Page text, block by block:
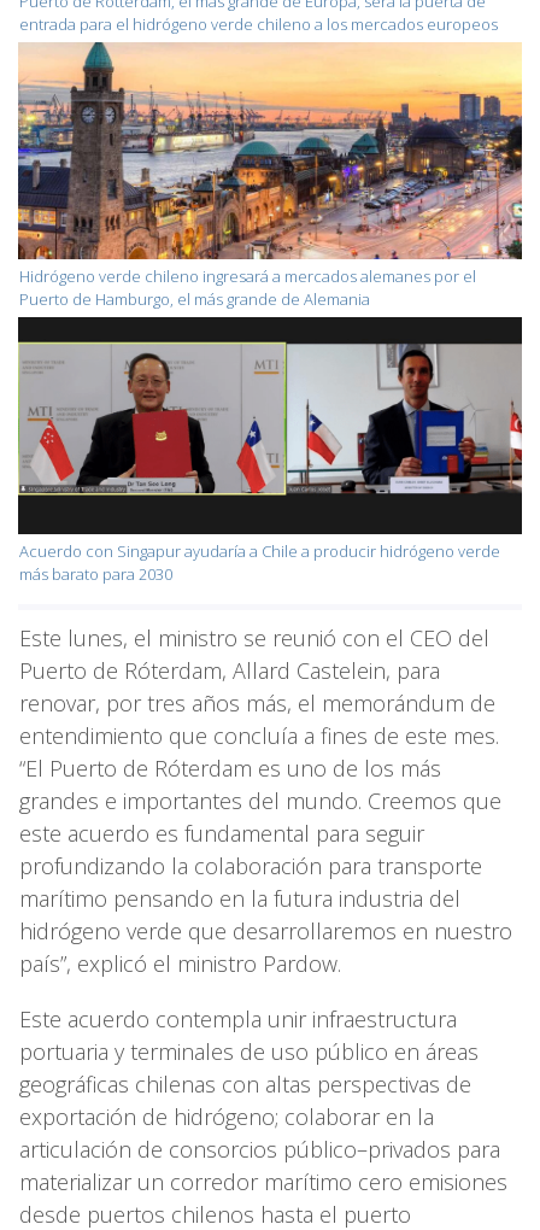
entrada para el hidrógeno verde chileno a los mercados europeos
Hidrógeno verde chileno ingresará a mercados alemanes por el
Puerto de Hamburgo, el más grande de Alemania
Acuerdo con Singapur ayudaría a Chile a producir hidrógeno verde
más barato para 2030
Este lunes, el ministro se reunió con el CEO del
Puerto de Róterdam, Allard Castelein, para
renovar, por tres años más, el memorándum de
entendimiento que concluía a fines de este mes.
“El Puerto de Róterdam es uno de los más
grandes e importantes del mundo. Creemos que
este acuerdo es fundamental para seguir
profundizando la colaboración para transporte
marítimo pensando en la futura industria del
hidrógeno verde que desarrollaremos en nuestro
país”, explicó el ministro Pardow.
Este acuerdo contempla unir infraestructura
portuaria y terminales de uso público en áreas
geográficas chilenas con altas perspectivas de
exportación de hidrógeno; colaborar en la
articulación de consorcios público–privados para
materializar un corredor marítimo cero emisiones
desde puertos chilenos hasta el puerto